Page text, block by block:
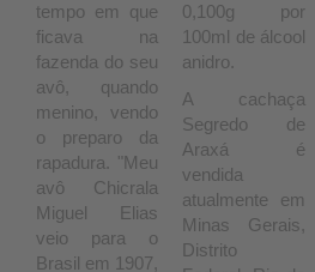
tempo em que
ficava na
fazenda do seu
avô, quando
menino, vendo
o preparo da
rapadura. "Meu
avô Chicrala
Miguel Elias
veio para o
Brasil em 1907,
0,100g por
100ml de álcool
anidro.
A cachaça
Segredo de
Araxá é
vendida
atualmente em
Minas Gerais,
Distrito